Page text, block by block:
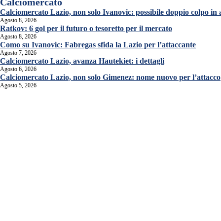
Calciomercato Lazio, non solo Ivanovic: possibile doppio colpo in
Agosto 8, 2026
Ratkov: 6 gol per il futuro o tesoretto per il mercato
Agosto 8, 2026
Como su Ivanovic: Fabregas sfida la Lazio per l’attaccante
Agosto 7, 2026
Calciomercato Lazio, avanza Hautekiet: i dettagli
Agosto 6, 2026
Calciomercato Lazio, non solo Gimenez: nome nuovo per l’attacco
Agosto 5, 2026